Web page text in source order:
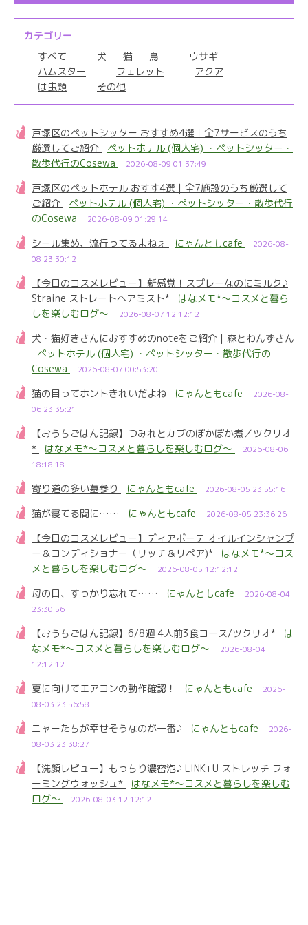
カテゴリー
すべて
犬 猫 鳥
ウサギ
ハムスター
フェレット
アクア
は虫類
その他
戸塚区のペットシッター おすすめ4選｜全7サービスのうち
厳選してご紹介
ペットホテル (個人宅) ・ペットシッター・
散歩代行のCosewa
2026-08-09 01:37:49
戸塚区のペットホテル おすす4選｜全7施設のうち厳選して
ご紹介
ペットホテル (個人宅) ・ペットシッター・散歩代行
のCosewa
2026-08-09 01:29:14
シール集め、流行ってるよねぇ にゃんともcafe
2026-08-
08 23:30:12
【今日のコスメレビュー】新感覚！スプレーなのにミルク♪
Straine ストレートヘアミスト*
はなメモ*～コスメと暮ら
しを楽しむログ～
2026-08-07 12:12:12
犬・猫好きさんにおすすめのnoteをご紹介｜森とわんずさん
ペットホテル (個人宅) ・ペットシッター・散歩代行の
Cosewa
2026-08-07 00:53:20
猫の目ってホントきれいだよね にゃんともcafe
2026-08-
06 23:35:21
【おうちごはん記録】つみれとカブのぽかぽか煮／ツクリオ
*
はなメモ*～コスメと暮らしを楽しむログ～
2026-08-06
18:18:18
寄り道の多い墓参り にゃんともcafe 2026-08-05 23:55:16
猫が寝てる間に…… にゃんともcafe 2026-08-05 23:36:26
【今日のコスメレビュー】ディアボーテ オイルインシャンプ
ー＆コンディショナー（リッチ＆リペア)*
はなメモ*～コス
メと暮らしを楽しむログ～
2026-08-05 12:12:12
母の日、すっかり忘れて…… にゃんともcafe
2026-08-04
23:30:56
【おうちごはん記録】6/8週 4人前3食コース/ツクリオ*
は
なメモ*～コスメと暮らしを楽しむログ～
2026-08-04
12:12:12
夏に向けてエアコンの動作確認！ にゃんともcafe
2026-
08-03 23:56:58
ニャーたちが幸せそうなのが一番♪ にゃんともcafe
2026-
08-03 23:38:27
【洗顔レビュー】もっちり濃密泡♪ LINK+U ストレッチ フォ
ーミングウォッシュ*
はなメモ*～コスメと暮らしを楽しむ
ログ～
2026-08-03 12:12:12